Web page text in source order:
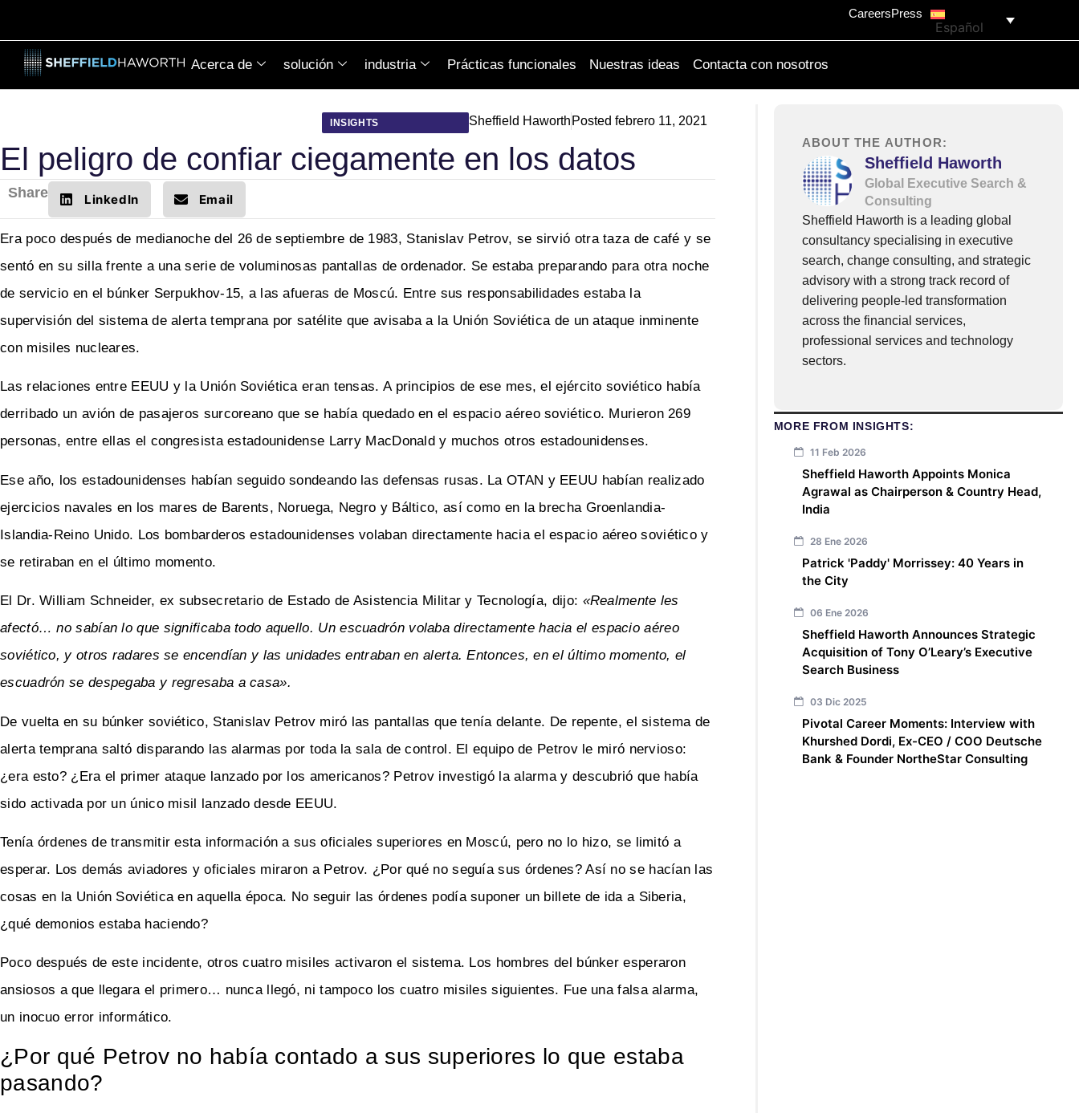
CareersPress
Español
Acerca de solución industria Prácticas funcionales Nuestras ideas Contacta con nosotros
Sheffield Haworth Posted febrero 11, 2021
INSIGHTS
El peligro de confiar ciegamente en los datos
Share LinkedIn Email
Era poco después de medianoche del 26 de septiembre de 1983, Stanislav Petrov, se sirvió otra taza de café y se
sentó en su silla frente a una serie de voluminosas pantallas de ordenador. Se estaba preparando para otra noche
de servicio en el búnker Serpukhov-15, a las afueras de Moscú. Entre sus responsabilidades estaba la
supervisión del sistema de alerta temprana por satélite que avisaba a la Unión Soviética de un ataque inminente
con misiles nucleares.
Las relaciones entre EEUU y la Unión Soviética eran tensas. A principios de ese mes, el ejército soviético había
derribado un avión de pasajeros surcoreano que se había quedado en el espacio aéreo soviético. Murieron 269
personas, entre ellas el congresista estadounidense Larry MacDonald y muchos otros estadounidenses.
Ese año, los estadounidenses habían seguido sondeando las defensas rusas. La OTAN y EEUU habían realizado
ejercicios navales en los mares de Barents, Noruega, Negro y Báltico, así como en la brecha Groenlandia-
Islandia-Reino Unido. Los bombarderos estadounidenses volaban directamente hacia el espacio aéreo soviético y
se retiraban en el último momento.
El Dr. William Schneider, ex subsecretario de Estado de Asistencia Militar y Tecnología, dijo: «Realmente les
afectó… no sabían lo que significaba todo aquello. Un escuadrón volaba directamente hacia el espacio aéreo
soviético, y otros radares se encendían y las unidades entraban en alerta. Entonces, en el último momento, el
escuadrón se despegaba y regresaba a casa».
De vuelta en su búnker soviético, Stanislav Petrov miró las pantallas que tenía delante. De repente, el sistema de
alerta temprana saltó disparando las alarmas por toda la sala de control. El equipo de Petrov le miró nervioso:
¿era esto? ¿Era el primer ataque lanzado por los americanos? Petrov investigó la alarma y descubrió que había
sido activada por un único misil lanzado desde EEUU.
Tenía órdenes de transmitir esta información a sus oficiales superiores en Moscú, pero no lo hizo, se limitó a
esperar. Los demás aviadores y oficiales miraron a Petrov. ¿Por qué no seguía sus órdenes? Así no se hacían las
cosas en la Unión Soviética en aquella época. No seguir las órdenes podía suponer un billete de ida a Siberia,
¿qué demonios estaba haciendo?
Poco después de este incidente, otros cuatro misiles activaron el sistema. Los hombres del búnker esperaron
ansiosos a que llegara el primero… nunca llegó, ni tampoco los cuatro misiles siguientes. Fue una falsa alarma,
un inocuo error informático.
¿Por qué Petrov no había contado a sus superiores lo que estaba
pasando?
ABOUT THE AUTHOR:
Sheffield Haworth
Global Executive Search &
Consulting
Sheffield Haworth is a leading global
consultancy specialising in executive
search, change consulting, and strategic
advisory with a strong track record of
delivering people-led transformation
across the financial services,
professional services and technology
sectors.
MORE FROM INSIGHTS:
11 Feb 2026
Sheffield Haworth Appoints Monica
Agrawal as Chairperson & Country Head,
India
28 Ene 2026
Patrick 'Paddy' Morrissey: 40 Years in
the City
06 Ene 2026
Sheffield Haworth Announces Strategic
Acquisition of Tony O’Leary’s Executive
Search Business
03 Dic 2025
Pivotal Career Moments: Interview with
Khurshed Dordi, Ex-CEO / COO Deutsche
Bank & Founder NortheStar Consulting